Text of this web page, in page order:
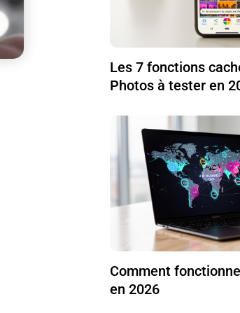
Les 7 fonctions
Photos à tester en
Comment
en 2026